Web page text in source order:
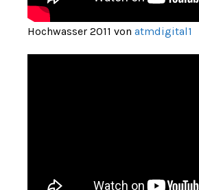
Hochwasser 2011 von atmdigital1